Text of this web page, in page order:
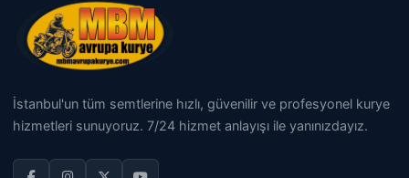
İstanbul'un tüm semtlerine hızlı, güvenilir ve profesyonel kurye
hizmetleri sunuyoruz. 7/24 hizmet anlayışı ile yanınızdayız.